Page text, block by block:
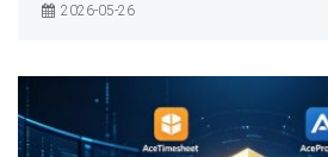
2026-05-26